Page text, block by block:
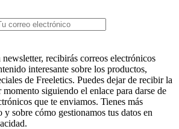
recibirás correos electrónicos
interesante sobre los productos,
de Freeletics. Puedes dejar de recibir la
siguiendo el enlace para darse de
que te enviamos. Tienes más
sobre cómo gestionamos tus datos en